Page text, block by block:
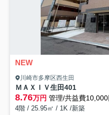
NEW
川崎市多摩区西生田
ＭＡＸＩＶ生田401
8.76万円 管理/共益費10,000
4階 / 25.95㎡ / 1K /新築